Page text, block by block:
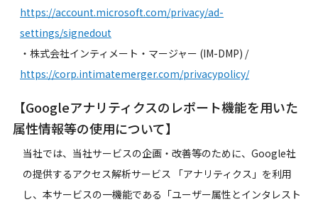
https://account.microsoft.com/privacy/ad-
settings/signedout
・株式会社インティメート・マージャー (IM-DMP) /
https://corp.intimatemerger.com/privacypolicy/
【Googleアナリティクスのレポート機能を用いた
属性情報等の使用について】
当社では、当社サービスの企画・改善等のために、Google社
の提供するアクセス解析サービス 「アナリティクス」を利用
し、本サービスの一機能である「ユーザー属性とインタレスト